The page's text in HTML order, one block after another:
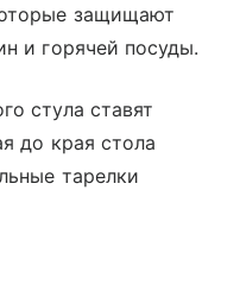
защищают
и горячей посуды.
стула ставят
до края стола
тарелки